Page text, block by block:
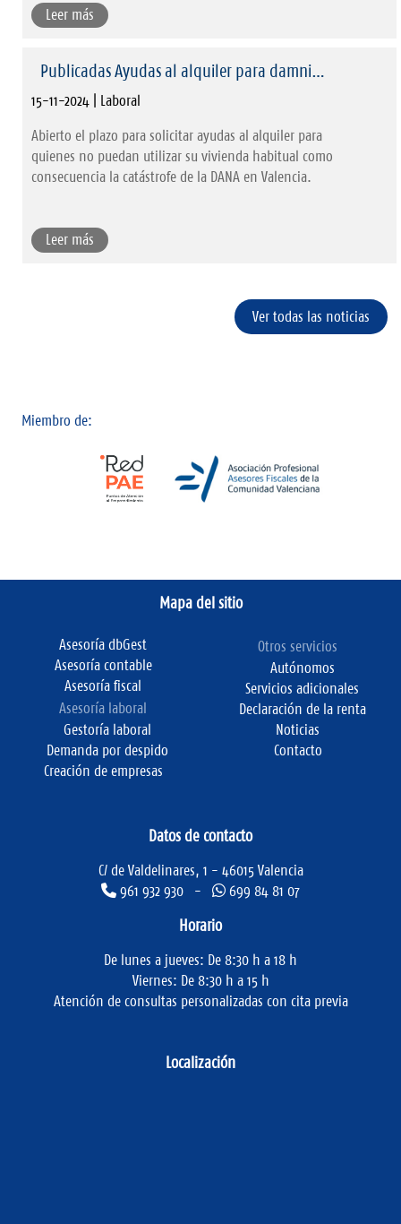
Leer más
Publicadas Ayudas al alquiler para damni…
15-11-2024 | Laboral
Abierto el plazo para solicitar ayudas al alquiler para
quienes no puedan utilizar su vivienda habitual como
consecuencia la catástrofe de la DANA en Valencia.
Leer más
Ver todas las noticias
Miembro de:
Mapa del sitio
Asesoría dbGest
Asesoría contable
Asesoría fiscal
Asesoría laboral
Gestoría laboral
Demanda por despido
Creación de empresas
Otros servicios
Autónomos
Servicios adicionales
Declaración de la renta
Noticias
Contacto
Datos de contacto
C/ de Valdelinares, 1 - 46015 Valencia
961 932 930 -
699 84 81 07
Horario
De lunes a jueves: De 8:30 h a 18 h
Viernes: De 8:30 h a 15 h
Atención de consultas personalizadas con cita previa
Localización